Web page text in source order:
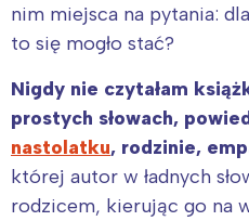
nim miejsca na pytania:
to się mogło stać?
Nigdy nie czytałam
prostych słowach,
nastolatku, rodzinie,
której autor w ładnych
rodzicem, kierując go na